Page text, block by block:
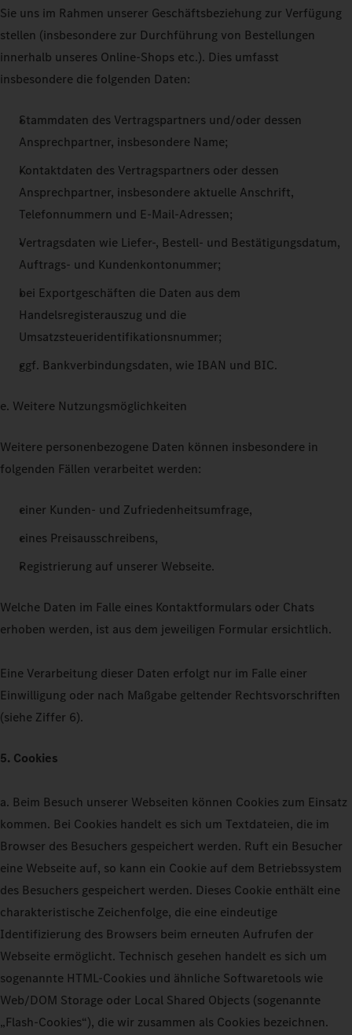
Sie uns im Rahmen unserer Geschäftsbeziehung zur Verfügung
stellen (insbesondere zur Durchführung von Bestellungen
innerhalb unseres Online-Shops etc.). Dies umfasst
insbesondere die folgenden Daten:
Stammdaten des Vertragspartners und/oder dessen
Ansprechpartner, insbesondere Name;
Kontaktdaten des Vertragspartners oder dessen
Ansprechpartner, insbesondere aktuelle Anschrift,
Telefonnummern und E-Mail-Adressen;
Vertragsdaten wie Liefer-, Bestell- und Bestätigungsdatum,
Auftrags- und Kundenkontonummer;
bei Exportgeschäften die Daten aus dem
Handelsregisterauszug und die
Umsatzsteueridentifikationsnummer;
ggf. Bankverbindungsdaten, wie IBAN und BIC.
e. Weitere Nutzungsmöglichkeiten
Weitere personenbezogene Daten können insbesondere in
folgenden Fällen verarbeitet werden:
einer Kunden- und Zufriedenheitsumfrage,
eines Preisausschreibens,
Registrierung auf unserer Webseite.
Welche Daten im Falle eines Kontaktformulars oder Chats
erhoben werden, ist aus dem jeweiligen Formular ersichtlich.
Eine Verarbeitung dieser Daten erfolgt nur im Falle einer
Einwilligung oder nach Maßgabe geltender Rechtsvorschriften
(siehe Ziffer 6).
5. Cookies
a. Beim Besuch unserer Webseiten können Cookies zum Einsatz
kommen. Bei Cookies handelt es sich um Textdateien, die im
Browser des Besuchers gespeichert werden. Ruft ein Besucher
eine Webseite auf, so kann ein Cookie auf dem Betriebssystem
des Besuchers gespeichert werden. Dieses Cookie enthält eine
charakteristische Zeichenfolge, die eine eindeutige
Identifizierung des Browsers beim erneuten Aufrufen der
Webseite ermöglicht. Technisch gesehen handelt es sich um
sogenannte HTML-Cookies und ähnliche Softwaretools wie
Web/DOM Storage oder Local Shared Objects (sogenannte
„Flash-Cookies“), die wir zusammen als Cookies bezeichnen.